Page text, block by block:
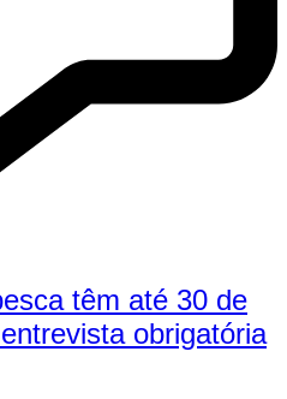
têm até 30 de
obrigatória